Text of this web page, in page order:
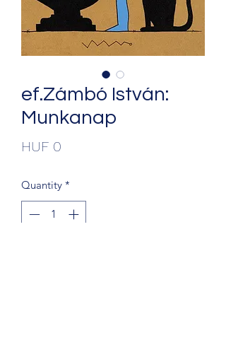
ef.Zámbó István:
Munkanap
HUF 0
Quantity *